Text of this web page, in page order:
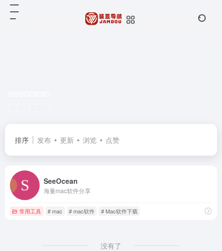
排序 发布 更新 浏览 点赞
SeeOcean
海量mac软件分享
常用工具 # mac # mac软件 # Mac软件下载
没有了